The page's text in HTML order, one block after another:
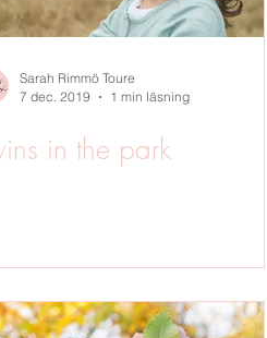
Sarah Rimmö Toure
7 dec. 2019
1 min läsning
in the park